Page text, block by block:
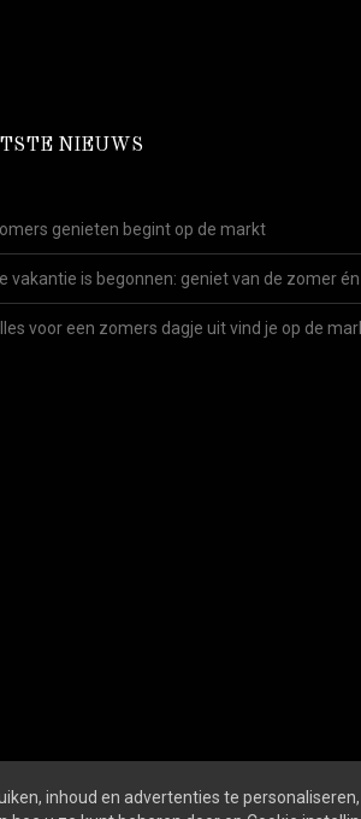
NIEUWS
genieten begint op de markt
vakantie is begonnen: geniet van de zomer
voor een zomers dagje uit vind je op de
inhoud en advertenties te